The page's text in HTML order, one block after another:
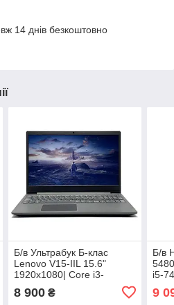
14 днів безкоштовно
Б/в Ультрабук Б-клас
Lenovo V15-IIL 15.6"
1920x1080| Core i3-
1005G1| 8 GB RAM| 128
GB SSD| UHD
8 900₴
Б/в
i5-
9